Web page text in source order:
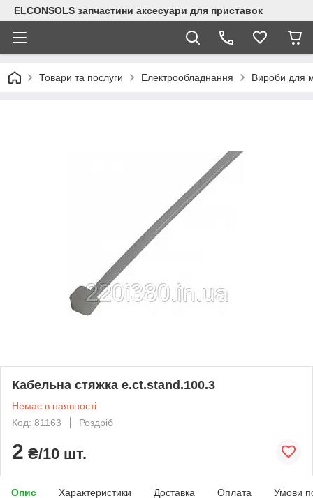
ELCONSOLS запчастини аксесуари для приставок
Товари та послуги Електрообладнання Вироби для
Кабельна стяжка e.ct.stand.100.3
Немає в наявності
Код: 81163
Роздріб
2 ₴/10 шт.
Опис Характеристики Доставка Оплата Умови